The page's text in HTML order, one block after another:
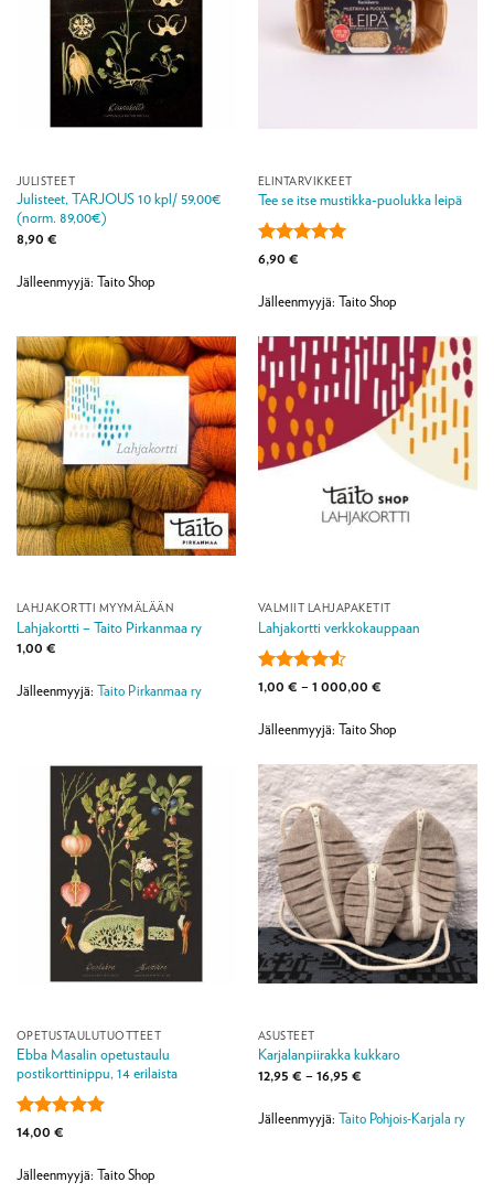
JULISTEET
Julisteet, TARJOUS 10 kpl/ 59,00€
(norm. 89,00€)
8,90 €
Jälleenmyyjä: Taito Shop
ELINTARVIKKEET
Tee se itse mustikka-puolukka leipä
Arvostelu
/ 5
6,90 €
Jälleenmyyjä: Taito Shop
LAHJAKORTTI MYYMÄLÄÄN
Lahjakortti – Taito Pirkanmaa ry
1,00 €
Jälleenmyyjä: Taito Pirkanmaa ry
VALMIIT LAHJAPAKETIT
Lahjakortti verkkokauppaan
Arvostelu
4.5
1,00 € – 1 000,00 €Hintaluokka:
1
000,00 €
Jälleenmyyjä: Taito Shop
OPETUSTAULUTUOTTEET
Ebba Masalin opetustaulu
postikorttinippu, 14 erilaista
Arvostelu
/ 5
14,00 €
Jälleenmyyjä: Taito Shop
ASUSTEET
Karjalanpiirakka kukkaro
12,95 € – 16,95 €Hintaluokka:
16,95 €
Jälleenmyyjä: Taito Pohjois-Karjala ry